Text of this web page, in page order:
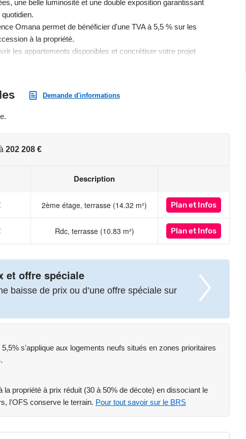
une belle luminosité et une double exposition garantissant
Omana permet de bénéficier d'une TVA à 5,5 % sur les
à la propriété.
les appartements disponibles et concrétiser votre projet
est exposé sont disponibles sur le site Géorisques :
Demande d'informations
202 208 €
Description
2ème étage, terrasse (14.32 m²) Planet Infos
Rdc, terrasse (10.83 m²) Planet Infos
et offre spéciale
baisse de prix ou d’une offre spéciale sur
s'applique aux logements neufs situés en zones prioritaires
la propriété à prix réduit (30 à 50% de décote) en dissociant le
l'OFS conserve le terrain. Pour tout savoir sur le BRS